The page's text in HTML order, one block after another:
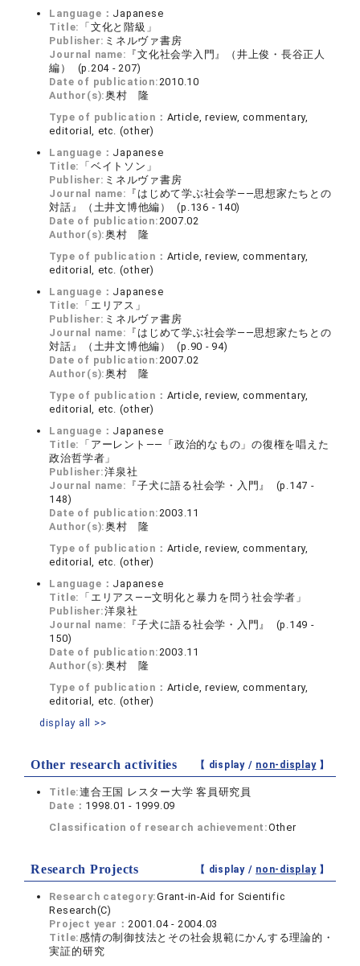
Language： Japanese
Title: 「文化と階級」
Publisher: ミネルヴァ書房
Journal name: 『文化社会学入門』（井上俊・長谷正人
編） (p.204 - 207)
Date of publication:2010.10
Author(s):奥村 隆
Type of publication： Article, review, commentary,
editorial, etc. (other)
Language： Japanese
Title: 「ベイトソン」
Publisher: ミネルヴァ書房
Journal name: 『はじめて学ぶ社会学――思想家たちとの
対話』（土井文博他編） (p.136 - 140)
Date of publication:2007.02
Author(s):奥村 隆
Type of publication： Article, review, commentary,
editorial, etc. (other)
Language： Japanese
Title: 「エリアス」
Publisher: ミネルヴァ書房
Journal name: 『はじめて学ぶ社会学――思想家たちとの
対話』（土井文博他編） (p.90 - 94)
Date of publication:2007.02
Author(s):奥村 隆
Type of publication： Article, review, commentary,
editorial, etc. (other)
Language： Japanese
Title: 「アーレント――「政治的なもの」の復権を唱えた
政治哲学者」
Publisher:洋泉社
Journal name: 『子犬に語る社会学・入門』 (p.147 -
148)
Date of publication:2003.11
Author(s):奥村 隆
Type of publication： Article, review, commentary,
editorial, etc. (other)
Language： Japanese
Title: 「エリアス――文明化と暴力を問う社会学者」
Publisher:洋泉社
Journal name: 『子犬に語る社会学・入門』 (p.149 -
150)
Date of publication:2003.11
Author(s):奥村 隆
Type of publication： Article, review, commentary,
editorial, etc. (other)
display all >>
Other research activities 【 display / non-display】
Title:連合王国 レスター大学 客員研究員
Date： 1998.01 - 1999.09
Classification of research achievement:Other
Research Projects 【 display / non-display】
Research category:Grant-in-Aid for Scientific
Research(C)
Project year：2001.04 - 2004.03
Title:感情の制御技法とその社会規範にかんする理論的・
実証的研究